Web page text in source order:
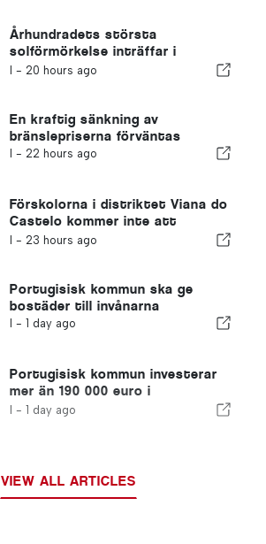
Århundradets största
solförmörkelse inträffar i
Portugal
I - 20 hours ago
En kraftig sänkning av
bränslepriserna förväntas
I - 22 hours ago
Förskolorna i distriktet Viana do
Castelo kommer inte att
stängas
I - 23 hours ago
Portugisisk kommun ska ge
bostäder till invånarna
I - 1 day ago
Portugisisk kommun investerar
mer än 190 000 euro i
vattenförsörjningen
I - 1 day ago
VIEW ALL ARTICLES